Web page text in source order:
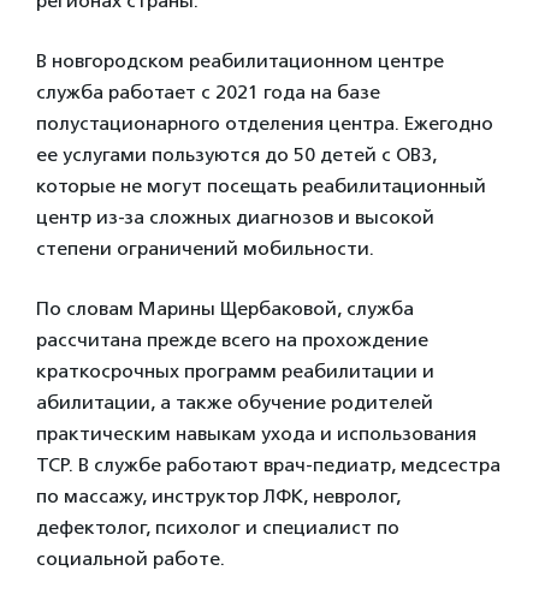
В новгородском реабилитационном центре
служба работает с 2021 года на базе
полустационарного отделения центра. Ежегодно
ее услугами пользуются до 50 детей с ОВЗ,
которые не могут посещать реабилитационный
центр из-за сложных диагнозов и высокой
степени ограничений мобильности.
По словам Марины Щербаковой, служба
рассчитана прежде всего на прохождение
краткосрочных программ реабилитации и
абилитации, а также обучение родителей
практическим навыкам ухода и использования
ТСР. В службе работают врач-педиатр, медсестра
по массажу, инструктор ЛФК, невролог,
дефектолог, психолог и специалист по
социальной работе.